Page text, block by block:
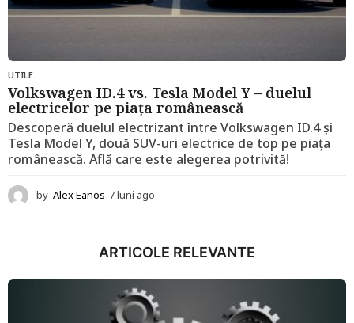
UTILE
Volkswagen ID.4 vs. Tesla Model Y – duelul
electricelor pe piața românească
Descoperă duelul electrizant între Volkswagen ID.4 și
Tesla Model Y, două SUV-uri electrice de top pe piața
românească. Află care este alegerea potrivită!
by Alex Eanos 7 luni ago
n
g
o
ARTICOLE RELEVANTE